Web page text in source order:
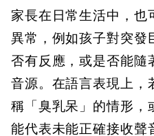
家長在日常生活中，也
異常，例如孩子對突發
否有反應，或是否能隨
音源。在語言表現上，
稱「臭乳呆」的情形，
能代表未能正確接收聲